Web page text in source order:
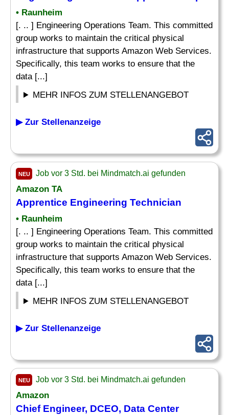
• Raunheim
[. .. ] Engineering Operations Team. This committed
group works to maintain the critical physical
infrastructure that supports Amazon Web Services.
Specifically, this team works to ensure that the
data [...]
MEHR INFOS ZUM STELLENANGEBOT
▶ Zur Stellenanzeige
NEU Job vor 3 Std. bei Mindmatch.ai gefunden
Amazon TA
Apprentice Engineering Technician
• Raunheim
[. .. ] Engineering Operations Team. This committed
group works to maintain the critical physical
infrastructure that supports Amazon Web Services.
Specifically, this team works to ensure that the
data [...]
MEHR INFOS ZUM STELLENANGEBOT
▶ Zur Stellenanzeige
NEU Job vor 3 Std. bei Mindmatch.ai gefunden
Amazon
Chief Engineer, DCEO, Data Center